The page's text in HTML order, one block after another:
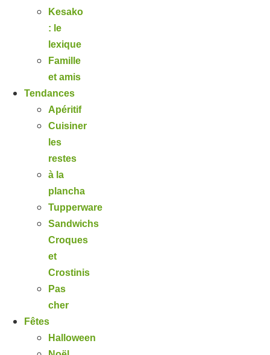
Kesako
: le
lexique
Famille
et amis
Tendances
Apéritif
Cuisiner
les
restes
à la
plancha
Tupperware
Sandwichs
Croques
et
Crostinis
Pas
cher
Fêtes
Halloween